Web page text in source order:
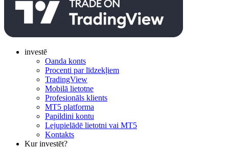
investē
Oanda konts
Procenti par līdzekļiem
TradingView
Mobilā lietotne
Profesionāls klients
MT5 platforma
Papildini kontu
Lejupielādē lietotni vai MT5
Kontakts
Kur investēt?